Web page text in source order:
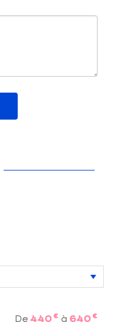
De 440 € à 640 €